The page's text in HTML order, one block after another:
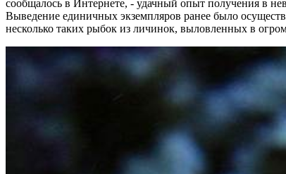
сообщалось в Интернете, - удачный опыт получения в
Выведение единичных экземпляров ранее было
несколько таких рыбок из личинок, выловленных в